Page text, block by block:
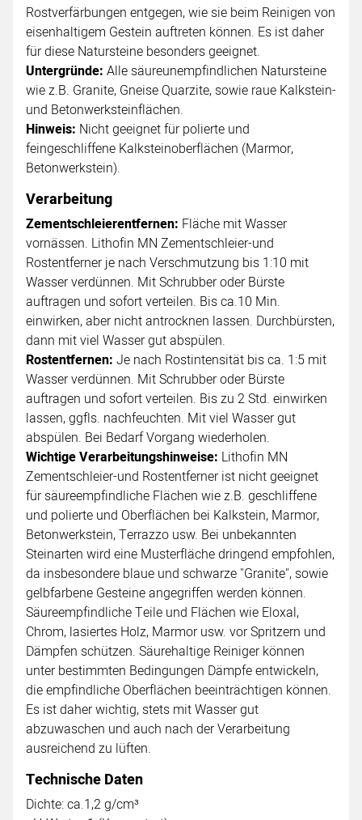
Rostverfärbungen entgegen, wie sie beim Reinigen von
eisenhaltigem Gestein auftreten können. Es ist daher
für diese Natursteine besonders geeignet.
Untergründe: Alle säureunempfindlichen Natursteine
wie z.B. Granite, Gneise Quarzite, sowie raue Kalkstein-
und Betonwerksteinflächen.
Hinweis: Nicht geeignet für polierte und
feingeschliffene Kalksteinoberflächen (Marmor,
Betonwerkstein).
Verarbeitung
Zementschleierentfernen: Fläche mit Wasser
vornässen. Lithofin MN Zementschleier-und
Rostentferner je nach Verschmutzung bis 1:10 mit
Wasser verdünnen. Mit Schrubber oder Bürste
auftragen und sofort verteilen. Bis ca.10 Min.
einwirken, aber nicht antrocknen lassen. Durchbürsten,
dann mit viel Wasser gut abspülen.
Rostentfernen: Je nach Rostintensität bis ca. 1:5 mit
Wasser verdünnen. Mit Schrubber oder Bürste
auftragen und sofort verteilen. Bis zu 2 Std. einwirken
lassen, ggfls. nachfeuchten. Mit viel Wasser gut
abspülen. Bei Bedarf Vorgang wiederholen.
Wichtige Verarbeitungshinweise: Lithofin MN
Zementschleier-und Rostentferner ist nicht geeignet
für säureempfindliche Flächen wie z.B. geschliffene
und polierte und Oberflächen bei Kalkstein, Marmor,
Betonwerkstein, Terrazzo usw. Bei unbekannten
Steinarten wird eine Musterfläche dringend empfohlen,
da insbesondere blaue und schwarze "Granite", sowie
gelbfarbene Gesteine angegriffen werden können.
Säureempfindliche Teile und Flächen wie Eloxal,
Chrom, lasiertes Holz, Marmor usw. vor Spritzern und
Dämpfen schützen. Säurehaltige Reiniger können
unter bestimmten Bedingungen Dämpfe entwickeln,
die empfindliche Oberflächen beeinträchtigen können.
Es ist daher wichtig, stets mit Wasser gut
abzuwaschen und auch nach der Verarbeitung
ausreichend zu lüften.
Technische Daten
Dichte: ca.1,2 g/cm³